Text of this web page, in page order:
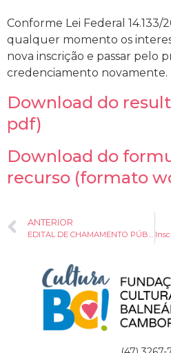
Conforme Lei Federal 14.133/
qualquer momento os
nova inscrição e passar pelo
credenciamento novamente.
Download do
pdf)
Download do
recurso (formato
ANTERIOR
EDITAL DE CHAMAMENTO PÚBLICO nº 005/2026/FCBC/PNAB – Premiação Cultura Viva 2026